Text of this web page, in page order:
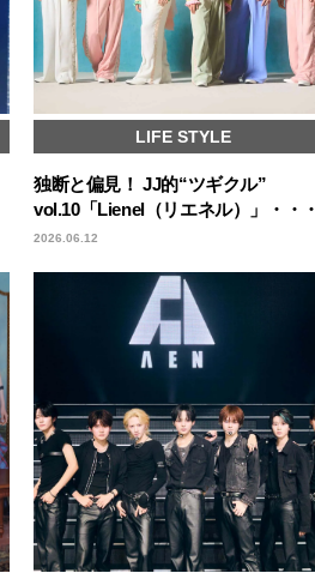
LIFE STYLE
独断と偏見！ JJ的“ツギクル”
vol.10「Lienel（リエネル）」・・・
2026.06.12